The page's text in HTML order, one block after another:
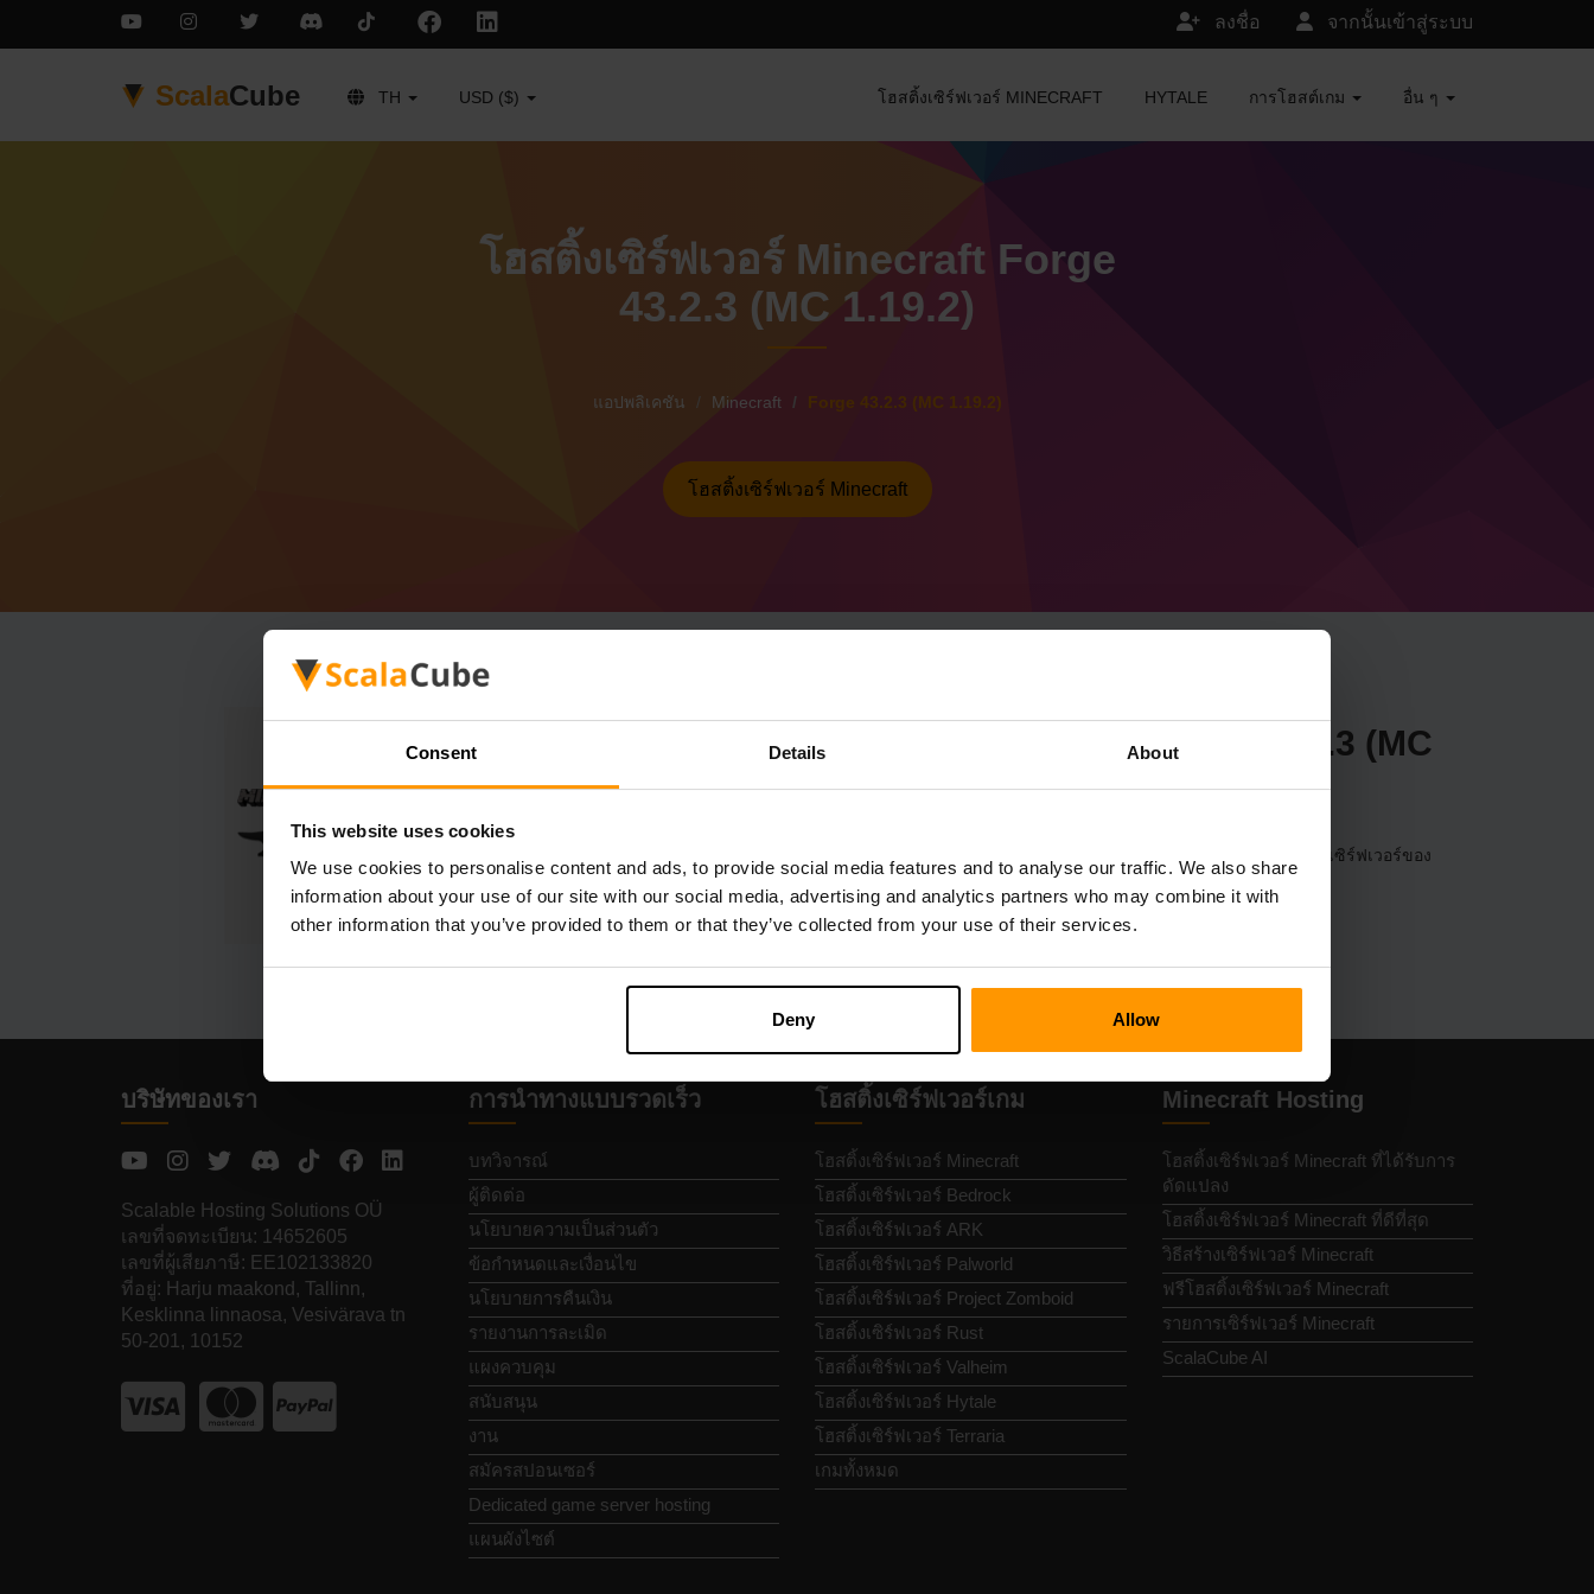
Consent Details About
This website uses cookies
We use cookies to personalise content and ads, to provide social media features and to analyse our traffic. We also share
information about your use of our site with our social media, advertising and analytics partners who may combine it with
other information that you’ve provided to them or that they’ve collected from your use of their services.
Deny Allow
จากนั้นเข้าสู่ระบบ
ลงชื่อ
ScalaCube TH USD ($) โฮสติ้งเซิร์ฟเวอร์ MINECRAFT HYTALE การโฮสต์เกม อื่น ๆ
โฮสติ้งเซิร์ฟเวอร์ Minecraft Forge
43.2.3 (MC 1.19.2)
แอปพลิเคชัน Minecraft Forge 43.2.3 (MC 1.19.2)
โฮสติ้งเซิร์ฟเวอร์ Minecraft
วิธีสร้างเซิร์ฟเวอร์ Minecraft Forge 43.2.3 (MC
1.19.2)เซิร์ฟเวอร์
(เซิร์ฟเวอร์→เลือกเซิร์ฟเวอร์ของ
คุณ→เซิร์ฟเวอร์เกม→เพิ่มเซิร์ฟเวอร์เกม→ Forge 43.2.3 (MC 1.19.2))
สนุกกับการเล่นบนเซิร์ฟเวอร์!
บริษัทของเรา
Scalable Hosting Solutions OÜ
เลขที่จดทะเบียน: 14652605
เลขที่ผู้เสียภาษี: EE102133820
ที่อยู่: Harju maakond, Tallinn,
Kesklinna linnaosa, Vesivärava tn
50-201, 10152
การนำทางแบบรวดเร็ว
บทวิจารณ์
ผู้ติดต่อ
นโยบายความเป็นส่วนตัว
ข้อกำหนดและเงื่อนไข
นโยบายการคืนเงิน
รายงานการละเมิด
แผงควบคุม
สนับสนุน
งาน
สมัครสปอนเซอร์
Dedicated game server hosting
แผนผังไซต์
โฮสติ้งเซิร์ฟเวอร์เกม
โฮสติ้งเซิร์ฟเวอร์ Minecraft
โฮสติ้งเซิร์ฟเวอร์ Bedrock
โฮสติ้งเซิร์ฟเวอร์ ARK
โฮสติ้งเซิร์ฟเวอร์ Palworld
โฮสติ้งเซิร์ฟเวอร์ Project Zomboid
โฮสติ้งเซิร์ฟเวอร์ Rust
โฮสติ้งเซิร์ฟเวอร์ Valheim
โฮสติ้งเซิร์ฟเวอร์ Hytale
โฮสติ้งเซิร์ฟเวอร์ Terraria
เกมทั้งหมด
Minecraft Hosting
โฮสติ้งเซิร์ฟเวอร์ Minecraft ที่ได้รับการ
ดัดแปลง
โฮสติ้งเซิร์ฟเวอร์ Minecraft ที่ดีที่สุด
วิธีสร้างเซิร์ฟเวอร์ Minecraft
ฟรีโฮสติ้งเซิร์ฟเวอร์ Minecraft
รายการเซิร์ฟเวอร์ Minecraft
ScalaCube AI